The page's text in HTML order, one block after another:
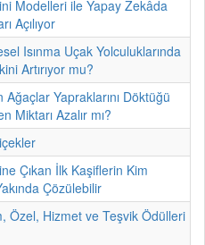
Modelleri ile Yapay Zekâda
Açılıyor
Isınma Uçak Yolculuklarında
Artırıyor mu?
Ağaçlar Yapraklarını Döktüğü
Miktarı Azalır mı?
Çıkan İlk Kaşiflerin Kim
Çözülebilir
Özel, Hizmet ve Teşvik Ödülleri